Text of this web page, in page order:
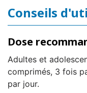
Conseils
Dose
Adultes et
comprimés, 3 fois
par jour.